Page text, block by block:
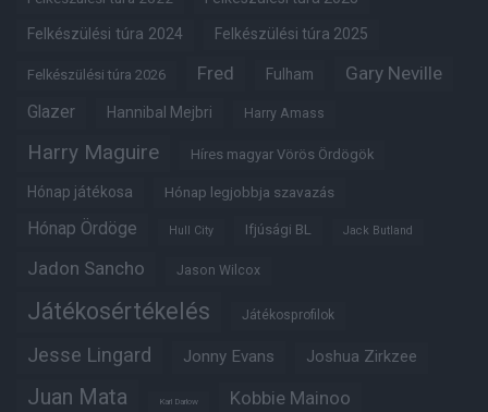
Felkészülési túra 2024 Felkészülési túra 2025
Felkészülési túra 2026 Fred Fulham Gary Neville
Glazer Hannibal Mejbri Harry Amass
Harry Maguire Híres magyar Vörös Ördögök
Hónap játékosa Hónap legjobbja szavazás
Hónap Ördöge Hull City Ifjúsági BL Jack Butland
Jadon Sancho Jason Wilcox
Játékosértékelés Játékosprofilok
Jesse Lingard Jonny Evans Joshua Zirkzee
Juan Mata Karl Darlow Kobbie Mainoo